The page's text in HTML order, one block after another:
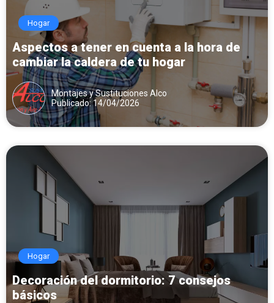
Hogar
Aspectos a tener en cuenta a la hora de
cambiar la caldera de tu hogar
Montajes y Sustituciones Alco
Publicado: 14/04/2026
Hogar
Decoración del dormitorio: 7 consejos
básicos